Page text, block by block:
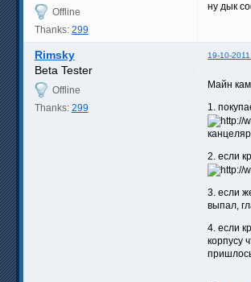
Offline
Thanks: 299
ну дык
Rimsky 19-10-
Beta Tester
Offline
Thanks: 299
Майн
1.
2. если
3. если
выпал,
4. если
корпусу